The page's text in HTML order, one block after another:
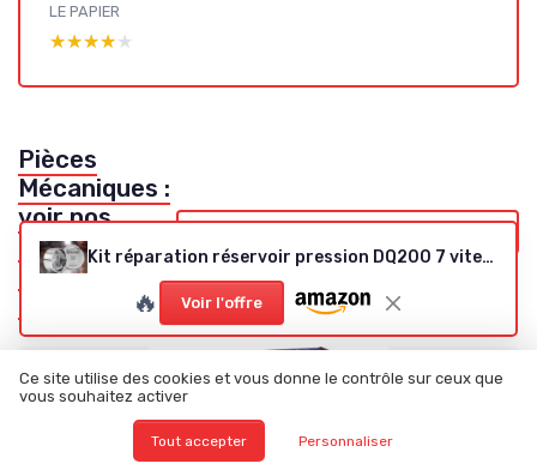
LE PAPIER
★★★★★
★★★★★
Pièces
Mécaniques :
voir nos
autres tests
et guides
Kit réparation réservoir pression DQ200 7 vitesses (0AM) – compatible VW
🔥 Voir l'offre
Ce site utilise des cookies et vous donne le contrôle sur ceux que
vous souhaitez activer
Tout accepter Personnaliser